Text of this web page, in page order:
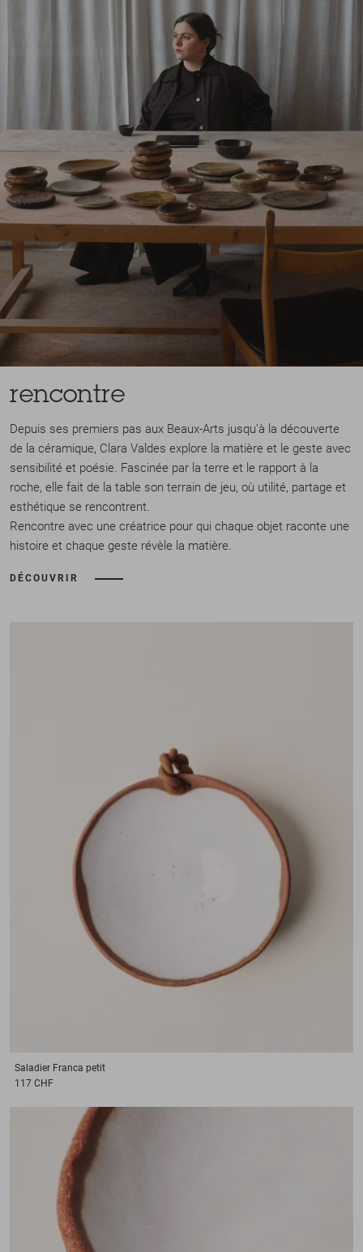
rencontre
Depuis ses premiers pas aux Beaux-Arts jusqu’à la découverte
de la céramique, Clara Valdes explore la matière et le geste avec
sensibilité et poésie. Fascinée par la terre et le rapport à la
roche, elle fait de la table son terrain de jeu, où utilité, partage et
esthétique se rencontrent.
Rencontre avec une créatrice pour qui chaque objet raconte une
histoire et chaque geste révèle la matière.
DÉCOUVRIR
Saladier Franca petit
117 CHF